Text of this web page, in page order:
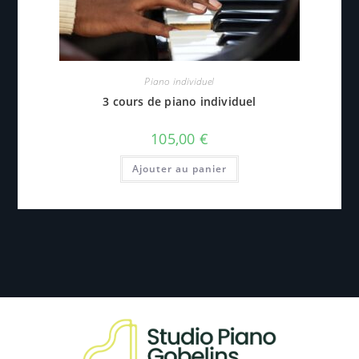
Piano individuel
3 cours de piano individuel
105,00 €
Ajouter au panier